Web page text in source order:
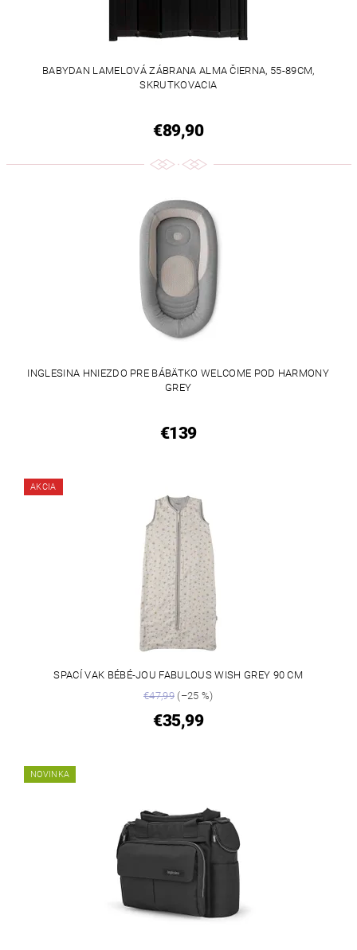
BABYDAN LAMELOVÁ ZÁBRANA ALMA ČIERNA, 55-89CM,
SKRUTKOVACIA
€89,90
INGLESINA HNIEZDO PRE BÁBÄTKO WELCOME POD HARMONY
GREY
€139
AKCIA
SPACÍ VAK BÉBÉ-JOU FABULOUS WISH GREY 90 CM
€47,99(–25 %)
€35,99
NOVINKA